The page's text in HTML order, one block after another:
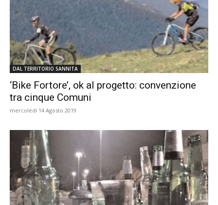
DAL TERRITORIO SANNITA
‘Bike Fortore’, ok al progetto: convenzione
tra cinque Comuni
mercoledì 14 Agosto 2019